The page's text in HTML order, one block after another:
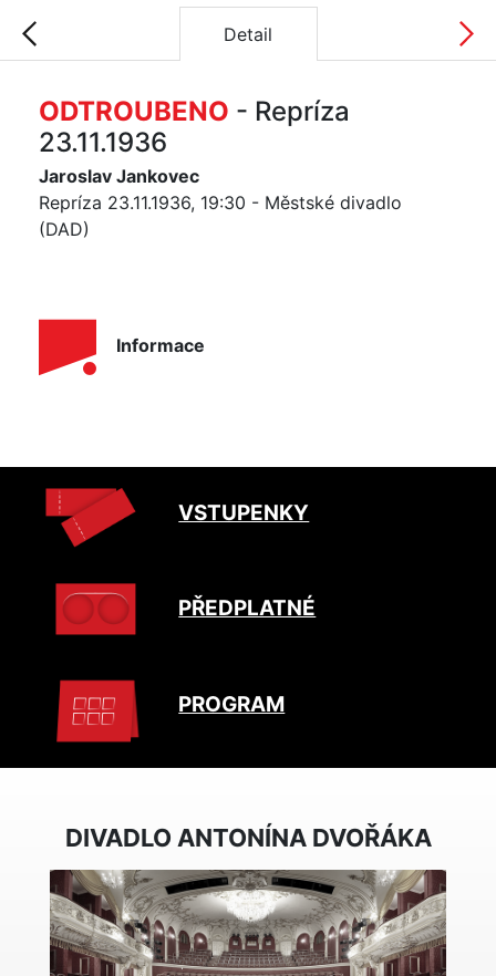
Detail
ODTROUBENO - Repríza
23.11.1936
Jaroslav Jankovec
Repríza 23.11.1936, 19:30 - Městské divadlo
(DAD)
Informace
VSTUPENKY
PŘEDPLATNÉ
PROGRAM
DIVADLO ANTONÍNA DVOŘÁKA